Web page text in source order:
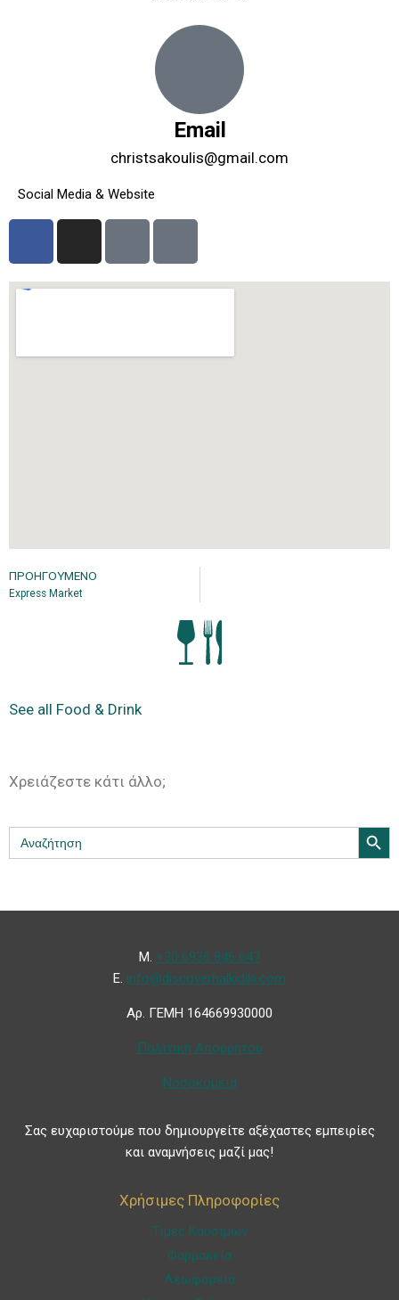
Email
christsakoulis@gmail.com
Social Media & Website
ΠΡΟΗΓΟΎΜΕΝΟ
Express Market
See all Food & Drink
Χρειάζεστε κάτι άλλο;
Search
for:
Search
Μ. +30 6936 846 647
Ε. info@discoverhalkidiki.com
Αρ. ΓΕΜΗ 164669930000
Πολιτική Απορρήτου
Νοσοκομεία
Σας ευχαριστούμε που δημιουργείτε αξέχαστες εμπειρίες
και αναμνήσεις μαζί μας!
Χρήσιμες Πληροφορίες
Τιμές Καυσίμων
Φαρμακεία
Λεωφορεία